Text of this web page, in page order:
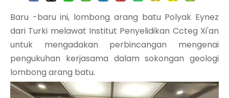
Baru -baru ini, lombong arang batu Polyak Eynez
dari Turki melawat Institut Penyelidikan Ccteg Xi'an
untuk mengadakan perbincangan mengenai
pengukuhan kerjasama dalam sokongan geologi
lombong arang batu.